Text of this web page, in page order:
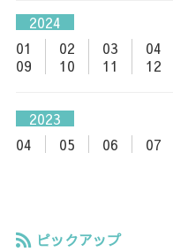
2024
01
02 03 04
09
10 11 12
2023
04
05 06 07
ピックアップ